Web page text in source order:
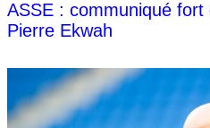
ASSE : communiqué
Pierre Ekwah